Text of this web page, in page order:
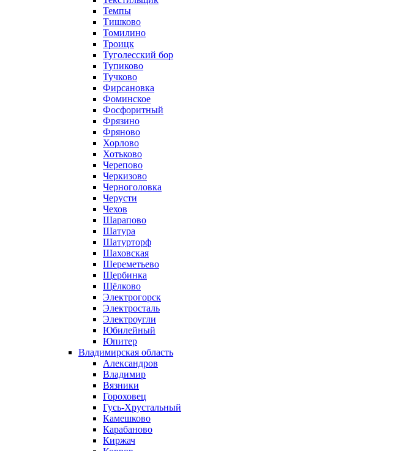
Темпы
Тишково
Томилино
Троицк
Туголесский бор
Тупиково
Тучково
Фирсановка
Фоминское
Фосфоритный
Фрязино
Фряново
Хорлово
Хотьково
Черепово
Черкизово
Черноголовка
Черусти
Чехов
Шарапово
Шатура
Шатурторф
Шаховская
Шереметьево
Щербинка
Щёлково
Электрогорск
Электросталь
Электроугли
Юбилейный
Юпитер
Владимирская область
Александров
Владимир
Вязники
Гороховец
Гусь-Хрустальный
Камешково
Карабаново
Киржач